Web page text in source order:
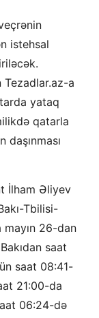
istehsal
Tezadlar.az-a
yataq
qatarla
İlham Əliyev
Tbilisi-
mayın 26-dan
saat
saat 08:41-
21:00-da
06:24-də